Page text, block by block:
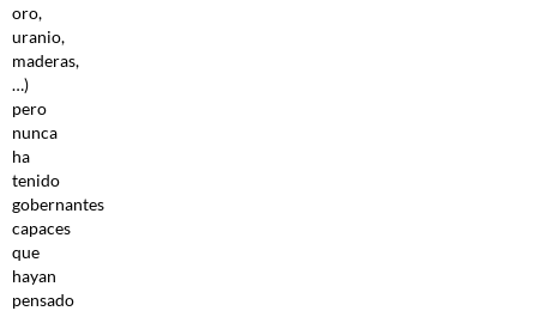
oro,
uranio,
maderas,
…)
pero
nunca
ha
tenido
gobernantes
capaces
que
hayan
pensado